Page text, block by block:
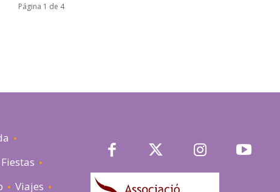
Página 1 de 4
Fiestas
Viajes